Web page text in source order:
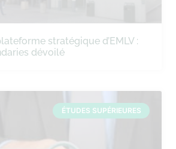
stratégique d’EMLV :
dévoilé
ÉTUDES SUPÉRIEURES